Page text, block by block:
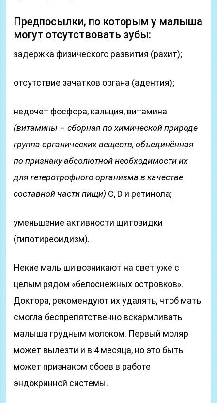
Предпосылки, по которым у малыша
могут отсутствовать зубы:
задержка физического развития (рахит);
отсутствие зачатков органа (адентия);
недочет фосфора, кальция, витамина
(витамины – сборная по химической природе
группа органических веществ, объединённая
по признаку абсолютной необходимости их
для гетеротрофного организма в качестве
составной части пищи) C, D и ретинола;
уменьшение активности щитовидки
(гипотиреоидизм).
Некие малыши возникают на свет уже с
целым рядом «белоснежных островков».
Доктора, рекомендуют их удалять, чтоб мать
смогла беспрепятственно вскармливать
малыша грудным молоком. Первый моляр
может вылезти и в 4 месяца, но это быть
может признаком сбоев в работе
эндокринной системы.